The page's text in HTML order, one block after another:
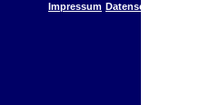
Impressum Datenschutz